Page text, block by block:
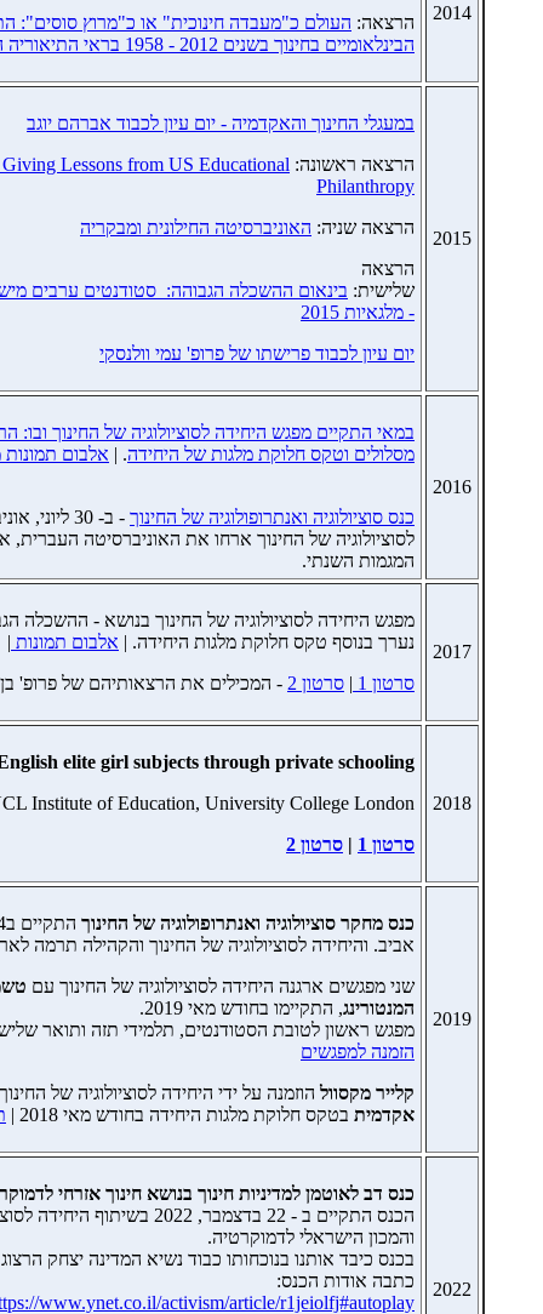
2014
הרצאה: העולם כ"מעבדה חינוכית" או כ"מרוץ סוסים":
הבינלאומיים בחינוך בשנים 2012 - 1958 בראי התיאוריה הניאו-מוסדית
2015
במעגלי החינוך והאקדמיה - יום עיון לכבוד אברהם יוגב
הרצאה ראשונה: Lessons from US Educational
Philanthropy
הרצאה שניה: האוניברסיטה החילונית ומבקריה
הרצאה
שלישית: בינאום ההשכלה הגבוהה: סטודנטים ערבים
- מלגאיות 2015
יום עיון לכבוד פרישתו של פרופ' עמי וולנסקי
2016
במאי התקיים מפגש היחידה לסוציולוגיה של החינוך
מסלולים וטקס חלוקת מלגות של היחידה. | אלבום
כנס סוציולוגיה ואנתרופולוגיה של החינוך -
ב- 30
לסוציולוגיה של החינוך ארחו את האוניברסיטה העברית,
המגמות השנתי.
2017 נערך בנוסף טקס חלוקת מלגות היחידה. | אלבום תמונות |
סרטון 1
| סרטון 2 - המכילים את הרצאותיהם של פרופ' בן
2018
elite girl subjects through private schooling
Institute of Education, University College London
סרטון 1
| סרטון 2
2019
כנס מחקר סוציולוגיה ואנתרופולוגיה של החינוך
אביב. והיחידה לסוציולוגיה של החינוך והקהילה תרמה
שני מפגשים ארגנה היחידה לסוציולוגיה של החינוך עם
המנטורינג, התקיימו בחודש מאי 2019.
מפגש ראשון לטובת הסטודנטים, תלמידי תזה ותואר
הזמנה למפגשים
קלייר מקסוול הוזמנה על ידי היחידה לסוציולוגיה של
אקדמית בטקס חלוקת מלגות היחידה בחודש מאי 2018 |
2022
כנס דב לאוטמן למדיניות חינוך בנושא חינוך אזרחי
הכנס התקיים ב - 22 בדצמבר, 2022
והמכון הישראלי לדמוקרטיה.
בכנס כיבד אותנו בנוכחותו כבוד נשיא המדינה יצחק
כתבה אודות הכנס:
www.ynet.co.il/activism/article/r1jeiolfj#autoplay